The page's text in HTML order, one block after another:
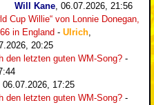
Will Kane, 06.07.2026, 21:56
Cup Willie“ von Lonnie Donegan,
in England - Ulrich,
20:25
den letzten guten WM-Song? -
06.07.2026, 17:25
den letzten guten WM-Song? -